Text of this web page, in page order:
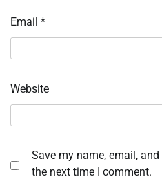
Email *
Website
Save my name, email,
the next time I comment.